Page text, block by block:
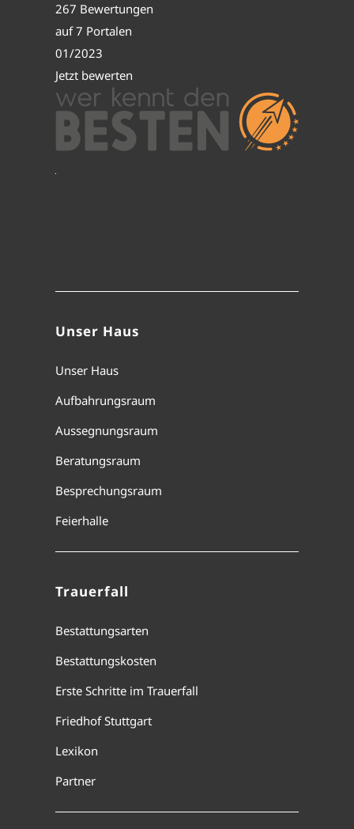
267 Bewertungen
auf 7 Portalen
01/2023
Jetzt bewerten
Unser Haus
Unser Haus
Aufbahrungsraum
Aussegnungsraum
Beratungsraum
Besprechungsraum
Feierhalle
Trauerfall
Bestattungsarten
Bestattungskosten
Erste Schritte im Trauerfall
Friedhof Stuttgart
Lexikon
Partner